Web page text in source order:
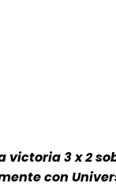
3 x 2
con